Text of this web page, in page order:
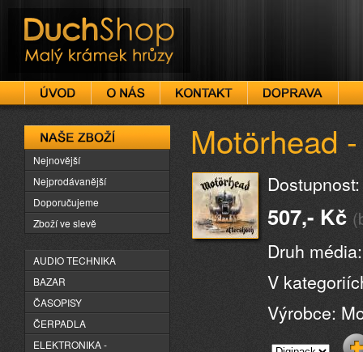
DuchShop
Motörhead
507,- Kč
Druh
V
Výrobce:
Naše zboží
Nejnovější
Nejprodávanější
Doporučujeme
Zboží ve slevě
AUDIO TECHNIKA
BAZAR
ČASOPISY
ČERPADLA
ELEKTRONIKA -